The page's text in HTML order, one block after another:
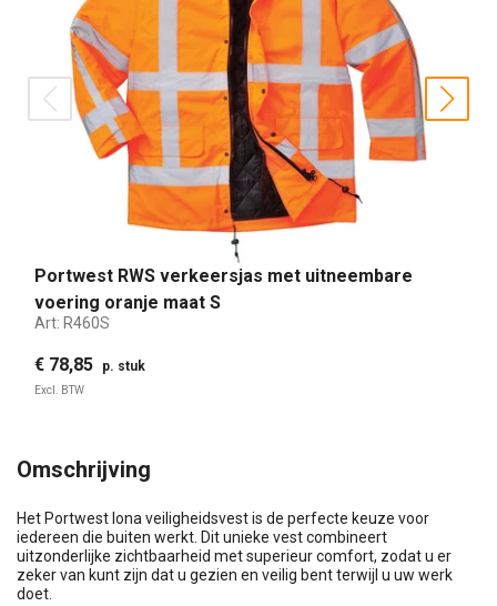
Portwest RWS verkeersjas met uitneembare
voering oranje maat S
Art: R460S
€ 78,85 p. stuk
Excl. BTW
prev next
Omschrijving
Het Portwest Iona veiligheidsvest is de perfecte keuze voor
iedereen die buiten werkt. Dit unieke vest combineert
uitzonderlijke zichtbaarheid met superieur comfort, zodat u er
zeker van kunt zijn dat u gezien en veilig bent terwijl u uw werk
doet.